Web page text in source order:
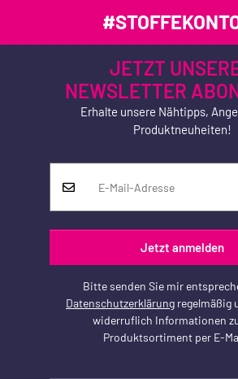
JETZT
NEWSLETTER
Erhalte unsere Nähtipps,
Produktneuheiten!
Jetzt anmelden
Bitte senden Sie mir
Datenschutzerklärung regelmäßig
widerruflich Informationen
Produktsortiment per E-